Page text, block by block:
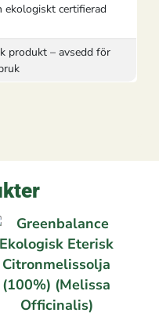
ekologiskt certifierad
produkt – avsedd för